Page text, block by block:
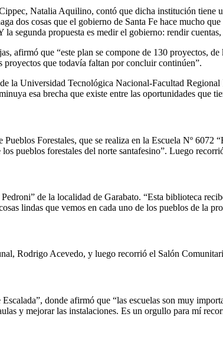
Natalia Aquilino, contó que dicha institución tiene
dos cosas que el gobierno de Santa Fe hace mucho
segunda propuesta es medir el gobierno: rendir
afirmó que “este plan se compone de 130 proyectos,
que todavía faltan por concluir continúen”.
la Universidad Tecnológica Nacional-Facultad
esa brecha que existe entre las oportunidades que
Forestales, que se realiza en la Escuela Nº
pueblos forestales del norte santafesino”. Luego
de la localidad de Garabato. “Esta biblioteca
lindas que vemos en cada uno de los pueblos de la
Rodrigo Acevedo, y luego recorrió el Salón
donde afirmó que “las escuelas son muy
y mejorar las instalaciones. Es un orgullo para mí